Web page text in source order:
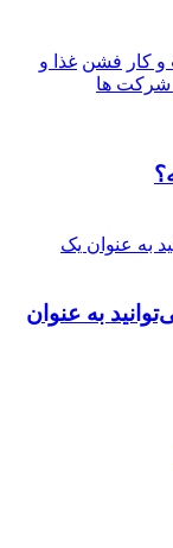
کار فشن غذا و
شرکت ها
به عنوان